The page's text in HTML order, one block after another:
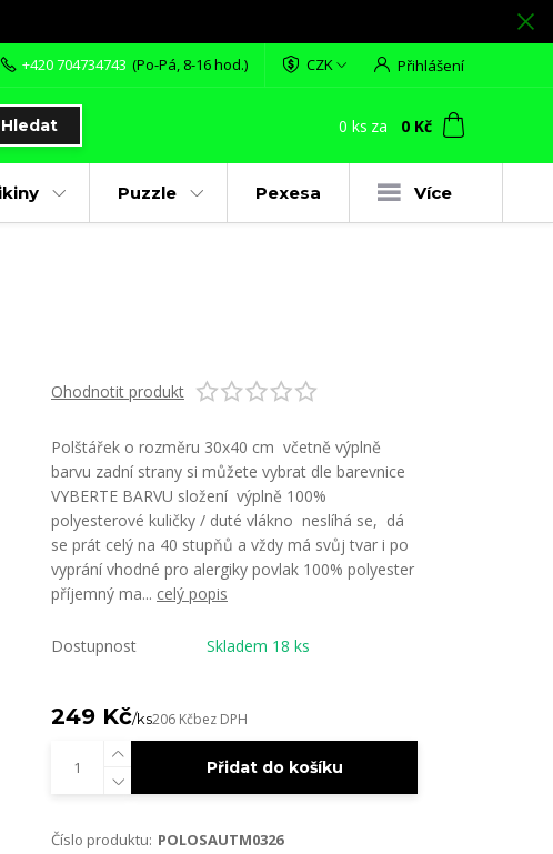
CZK Přihlášení
Hledat
+420 704734743 (Po-Pá, 8-16 hod.)
0 ks za 0 Kč
Puzzle Pexesa Více
Ohodnotit produkt
Polštářek o rozměru 30x40 cm včetně výplně
barvu zadní strany si můžete vybrat dle barevnice
VYBERTE BARVU složení výplně 100%
polyesterové kuličky / duté vlákno neslíhá se, dá
se prát celý na 40 stupňů a vždy má svůj tvar i po
vyprání vhodné pro alergiky povlak 100% polyester
příjemný ma... celý popis
Dostupnost Skladem 18 ks
249 Kč/ks206 Kčbez DPH
Přidat do košíku
Číslo produktu: POLOSAUTM0326